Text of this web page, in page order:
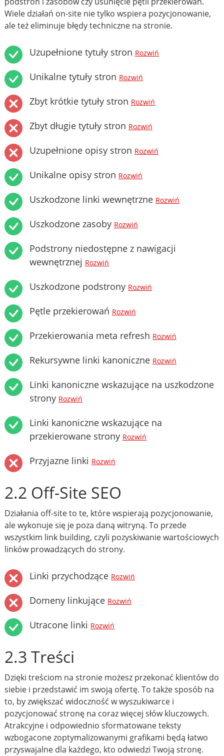
Wiele działań on-site nie tylko wspiera pozycjonowanie,
ale też eliminuje błędy techniczne na stronie.
Uzupełnione tytuły stron Rozwiń
Unikalne tytuły stron Rozwiń
Zbyt krótkie tytuły stron Rozwiń
Zbyt długie tytuły stron Rozwiń
Uzupełnione opisy stron Rozwiń
Unikalne opisy stron Rozwiń
Uszkodzone linki wewnętrzne Rozwiń
Uszkodzone zasoby Rozwiń
Podstrony niedostępne z nawigacji
wewnętrznej Rozwiń
Uszkodzone podstrony Rozwiń
Pętle przekierowań Rozwiń
Przekierowania meta refresh Rozwiń
Rekursywne linki kanoniczne Rozwiń
Linki kanoniczne wskazujące na uszkodzone
strony Rozwiń
Linki kanoniczne wskazujące na
przekierowane strony Rozwiń
Przyjazne linki Rozwiń
2.2 Off-Site SEO
Działania off-site to te, które wspierają pozycjonowanie,
ale wykonuje się je poza daną witryną. To przede
wszystkim link building, czyli pozyskiwanie wartościowych
linków prowadzących do strony.
Linki przychodzące Rozwiń
Domeny linkujące Rozwiń
Utracone linki Rozwiń
2.3 Treści
Dzięki treściom na stronie możesz przekonać klientów do
siebie i przedstawić im swoją ofertę. To także sposób na
to, by zwiększać widoczność w wyszukiwarce i
pozycjonować stronę na coraz więcej słów kluczowych.
Atrakcyjne i odpowiednio sformatowane teksty
wzbogacone zoptymalizowanymi grafikami będą łatwo
przyswajalne dla każdego, kto odwiedzi Twoją stronę.